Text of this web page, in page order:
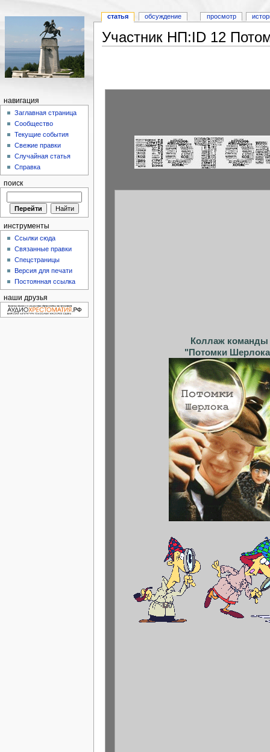
Участник НП:ID 12
Коллаж команды
"Потомки
статья обсуждение просмотр
навигация
Заглавная страница
Сообщество
Текущие события
Свежие правки
Случайная статья
Справка
поиск
инструменты
Ссылки сюда
Связанные правки
Спецстраницы
Версия для печати
Постоянная ссылка
наши друзья